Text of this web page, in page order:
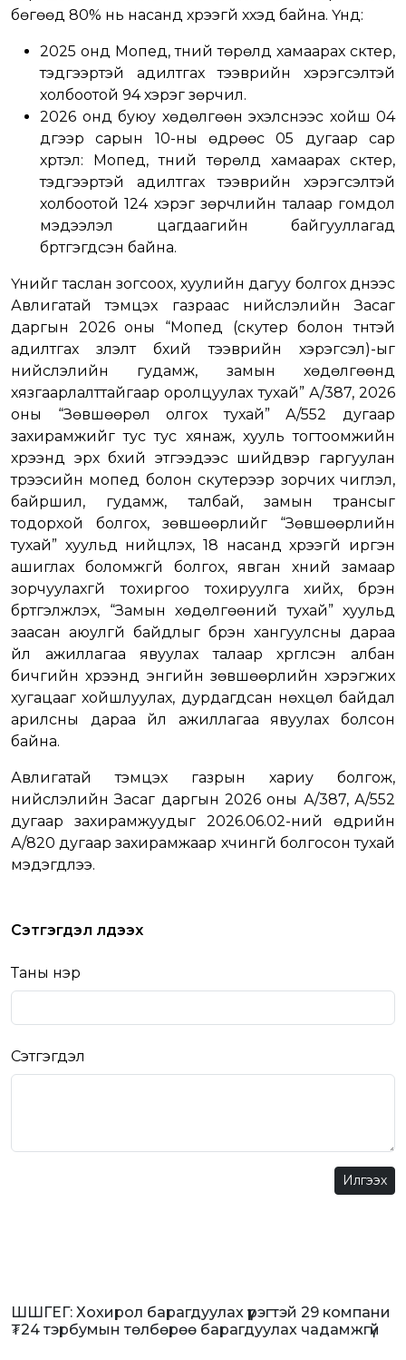
бөгөөд 80% нь насанд хүрээгүй хүүхэд байна. Үүнд:
2025 онд Мопед, түүний төрөлд хамаарах скүүтер,
тэдгээртэй адилтгах тээврийн хэрэгсэлтэй
холбоотой 94 хэрэг зөрчил.
2026 онд буюу хөдөлгөөн эхэлснээс хойш 04
дүгээр сарын 10-ны өдрөөс 05 дугаар сар
хүртэл: Мопед, түүний төрөлд хамаарах скүүтер,
тэдгээртэй адилтгах тээврийн хэрэгсэлтэй
холбоотой 124 хэрэг зөрчлийн талаар гомдол
мэдээлэл цагдаагийн байгууллагад
бүртгэгдсэн байна.
Үүнийг таслан зогсоох, хуулийн дагуу болгох үүднээс
Авлигатай тэмцэх газраас нийслэлийн Засаг
даргын 2026 оны “Мопед (скутер болон түүнтэй
адилтгах үзүүлэлт бүхий тээврийн хэрэгсэл)-ыг
нийслэлийн гудамж, замын хөдөлгөөнд
хязгаарлалттайгаар оролцуулах тухай” А/387, 2026
оны “Зөвшөөрөл олгох тухай” А/552 дугаар
захирамжийг тус тус хянаж, хууль тогтоомжийн
хүрээнд эрх бүхий этгээдээс шийдвэр гаргуулан
түрээсийн мопед болон скутерээр зорчих чиглэл,
байршил, гудамж, талбай, замын трансыг
тодорхой болгох, зөвшөөрлийг “Зөвшөөрлийн
тухай” хуульд нийцүүлэх, 18 насанд хүрээгүй иргэн
ашиглах боломжгүй болгох, явган хүний замаар
зорчуулахгүй тохиргоо тохируулга хийх, бүрэн
бүртгэлжүүлэх, “Замын хөдөлгөөний тухай” хуульд
заасан аюулгүй байдлыг бүрэн хангуулсны дараа
үйл ажиллагаа явуулах талаар хүргүүлсэн албан
бичгийн хүрээнд энгийн зөвшөөрлийн хэрэгжих
хугацааг хойшлуулах, дурдагдсан нөхцөл байдал
арилсны дараа үйл ажиллагаа явуулах болсон
байна.
Авлигатай тэмцэх газрын хариу болгож,
нийслэлийн Засаг даргын 2026 оны А/387, А/552
дугаар захирамжуудыг 2026.06.02-ний өдрийн
А/820 дугаар захирамжаар хүчингүй болгосон тухай
мэдэгдлээ.
Сэтгэгдэл үлдээх
Таны нэр
Сэтгэгдэл
Илгээх
ШШГЕГ: Хохирол барагдуулах үүрэгтэй 29 компани
₮24 тэрбумын төлбөрөө барагдуулах чадамжгүй